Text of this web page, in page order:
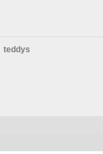
teddys